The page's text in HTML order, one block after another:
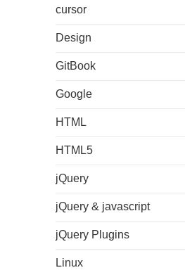
cursor
Design
GitBook
Google
HTML
HTML5
jQuery
jQuery & javascript
jQuery Plugins
Linux